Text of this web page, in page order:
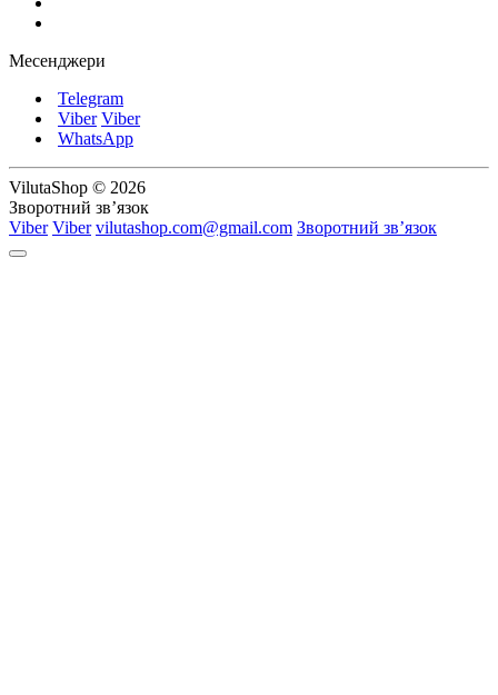
Месенджери
Telegram
Viber Viber
WhatsApp
VilutaShop © 2026
Зворотний зв’язок
Viber Viber vilutashop.com@gmail.com Зворотний зв’язок